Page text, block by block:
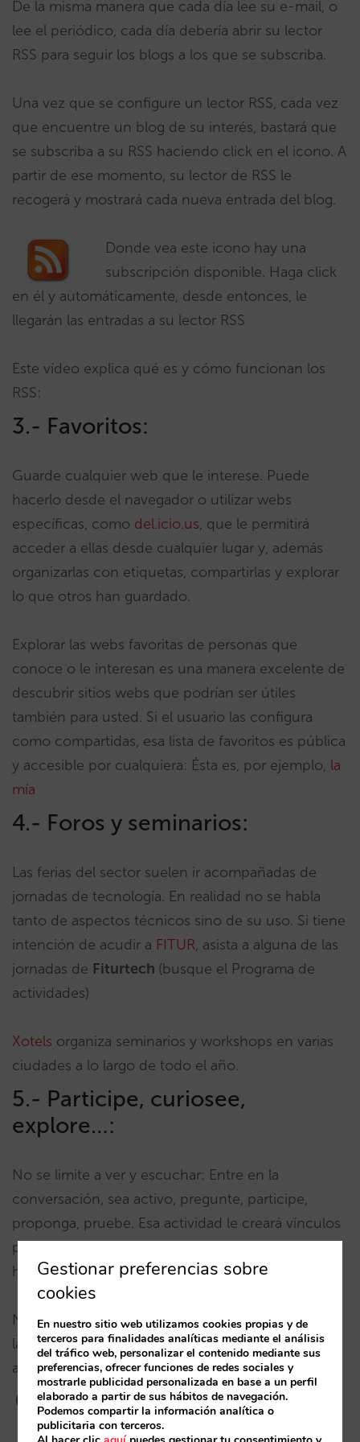
De la misma manera que cada día lee su e-mail, o
lee el periódico, cada día debería abrir su lector
RSS para seguir los blogs a los que se subscriba.
Una vez que se configure un lector RSS, cada vez
que encuentre un blog de su interés, bastará que
se subscriba a su RSS haciendo click en el icono. A
partir de ese momento, su lector de RSS le
recogerá y mostrará cada nueva entrada del blog.
Donde vea este icono hay una
subscripción disponible. Haga click
en él y automáticamente, desde entonces, le
llegarán las entradas a su lector RSS
Este vídeo explica qué es y cómo funcionan los
RSS:
3.- Favoritos:
Guarde cualquier web que le interese. Puede
hacerlo desde el navegador o utilizar webs
específicas, como del.icio.us, que le permitirá
acceder a ellas desde cualquier lugar y, además
organizarlas con etiquetas, compartirlas y explorar
lo que otros han guardado.
Explorar las webs favoritas de personas que
conoce o le interesan es una manera excelente de
descubrir sitios webs que podrían ser útiles
también para usted. Si el usuario las configura
como compartidas, esa lista de favoritos es pública
y accesible por cualquiera: Ésta es, por ejemplo, la
mía
4.- Foros y seminarios:
Las ferias del sector suelen ir acompañadas de
jornadas de tecnología. En realidad no se habla
tanto de aspectos técnicos sino de su uso. Si tiene
intención de acudir a FITUR, asista a alguna de las
jornadas de Fiturtech (busque el Programa de
actividades)
Xotels organiza seminarios y workshops en varias
ciudades a lo largo de todo el año.
5.- Participe, curiosee,
explore…:
No se limite a ver y escuchar: Entre en la
conversación, sea activo, pregunte, participe,
proponga, pruebe. Esa actividad le creará vínculos
personales que le ayudarán a asentar los nuevos
hábitos y perder interés.
No tenga miedo al error, experimente: muchas de
las webs y de las herramientas son gratuitas. Tiene
a su disposición miles de posibilidades.
Gestionar preferencias sobre
cookies
En nuestro sitio web utilizamos cookies propias y de
terceros para finalidades analíticas mediante el análisis
del tráfico web, personalizar el contenido mediante sus
preferencias, ofrecer funciones de redes sociales y
mostrarle publicidad personalizada en base a un perfil
elaborado a partir de sus hábitos de navegación.
Podemos compartir la información analítica o
publicitaria con terceros.